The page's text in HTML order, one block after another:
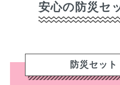
安心の防災セ
防災セット